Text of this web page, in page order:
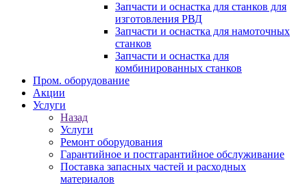
Запчасти и оснастка для станков для
изготовления РВД
Запчасти и оснастка для намоточных
станков
Запчасти и оснастка для
комбинированных станков
Пром. оборудование
Акции
Услуги
Назад
Услуги
Ремонт оборудования
Гарантийное и постгарантийное обслуживание
Поставка запасных частей и расходных
материалов